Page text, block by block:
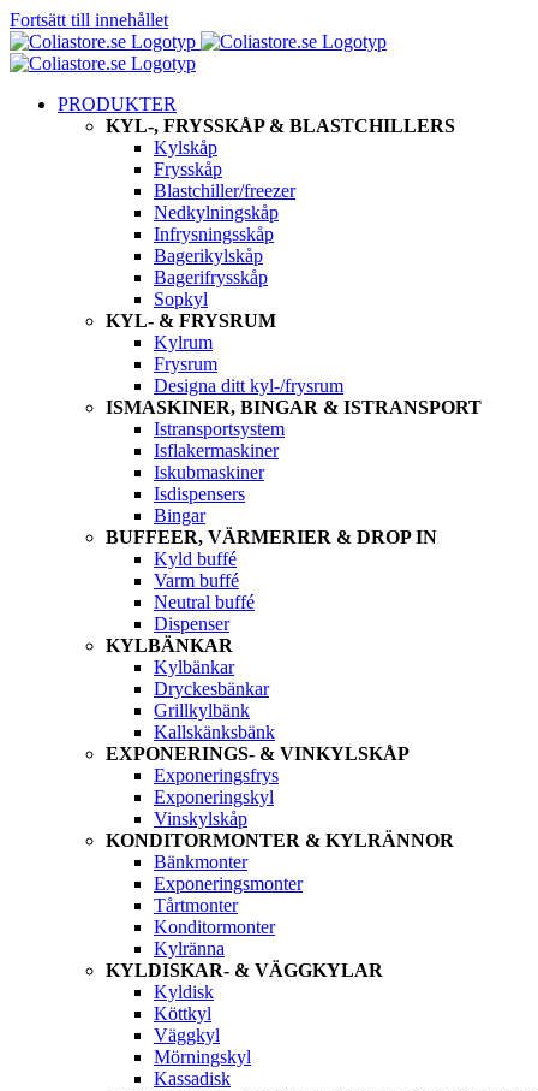
Fortsätt till innehållet
PRODUKTER
KYL-, FRYSSKÅP & BLASTCHILLERS
Kylskåp
Frysskåp
Blastchiller/freezer
Nedkylningskåp
Infrysningsskåp
Bagerikylskåp
Bagerifrysskåp
Sopkyl
KYL- & FRYSRUM
Kylrum
Frysrum
Designa ditt kyl-/frysrum
ISMASKINER, BINGAR & ISTRANSPORT
Istransportsystem
Isflakermaskiner
Iskubmaskiner
Isdispensers
Bingar
BUFFEER, VÄRMERIER & DROP IN
Kyld buffé
Varm buffé
Neutral buffé
Dispenser
KYLBÄNKAR
Kylbänkar
Dryckesbänkar
Grillkylbänk
Kallskänksbänk
EXPONERINGS- & VINKYLSKÅP
Exponeringsfrys
Exponeringskyl
Vinskylskåp
KONDITORMONTER & KYLRÄNNOR
Bänkmonter
Exponeringsmonter
Tårtmonter
Konditormonter
Kylränna
KYLDISKAR- & VÄGGKYLAR
Kyldisk
Köttkyl
Väggkyl
Mörningskyl
Kassadisk